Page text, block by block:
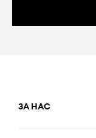
ЗА НАС